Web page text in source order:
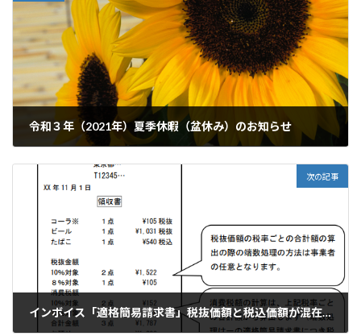
令和３年（2021年）夏季休暇（盆休み）のお知らせ
次の記事
インボイス「適格簡易請求書」税抜価額と税込価額が混在する場合